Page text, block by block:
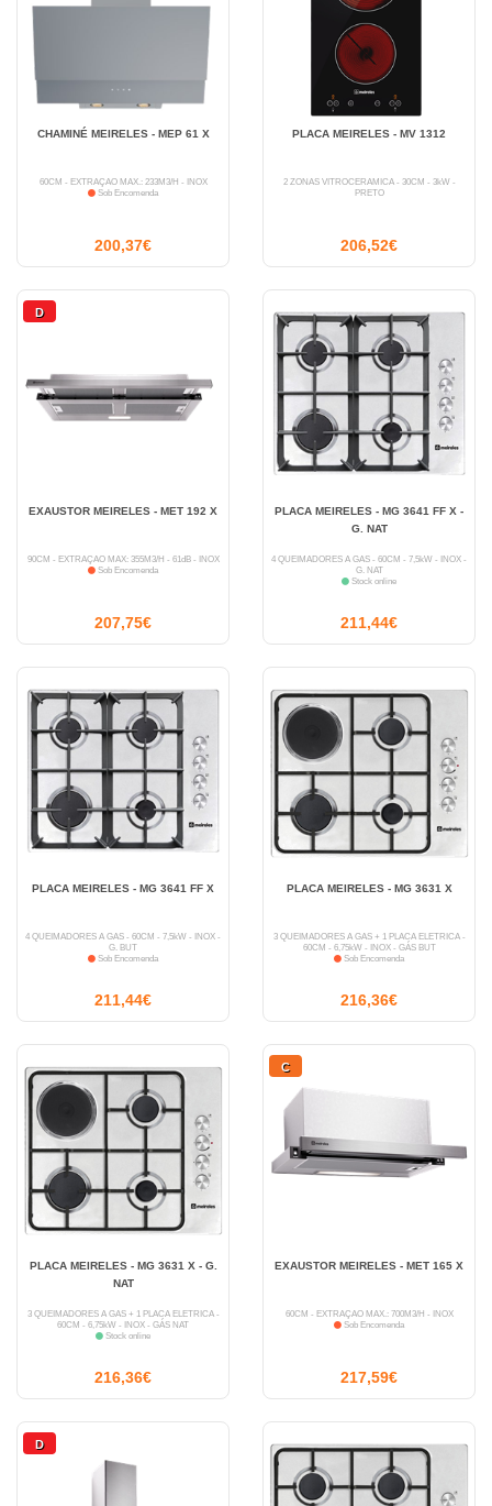
CHAMINÉ MEIRELES - MEP 61 X
60CM - EXTRAÇÃO MÁX.: 233M3/H - INOX
Sob Encomenda
200,37€
PLACA MEIRELES - MV 1312
2 ZONAS VITROCERÂMICA - 30CM - 3kW -
PRETO
206,52€
D
EXAUSTOR MEIRELES - MET 192 X
90CM - EXTRAÇÃO MÁX: 355M3/H - 61dB - INOX
Sob Encomenda
207,75€
PLACA MEIRELES - MG 3641 FF X -
G. NAT
4 QUEIMADORES A GÁS - 60CM - 7,5kW - INOX -
G. NAT
Stock online
211,44€
PLACA MEIRELES - MG 3641 FF X
4 QUEIMADORES A GÁS - 60CM - 7,5kW - INOX -
G. BUT
Sob Encomenda
211,44€
PLACA MEIRELES - MG 3631 X
3 QUEIMADORES A GÁS + 1 PLACA ELÉTRICA -
60CM - 6,75kW - INOX - GÁS BUT
Sob Encomenda
216,36€
PLACA MEIRELES - MG 3631 X - G.
NAT
3 QUEIMADORES A GÁS + 1 PLACA ELÉTRICA -
60CM - 6,75kW - INOX - GÁS NAT
Stock online
216,36€
C
EXAUSTOR MEIRELES - MET 165 X
60CM - EXTRAÇÃO MÁX.: 700M3/H - INOX
Sob Encomenda
217,59€
D